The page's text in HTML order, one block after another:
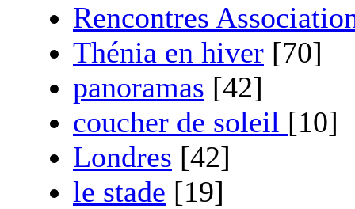
Rencontres
Thénia en hiver [70]
panoramas [42]
coucher de soleil [10]
Londres [42]
le stade [19]